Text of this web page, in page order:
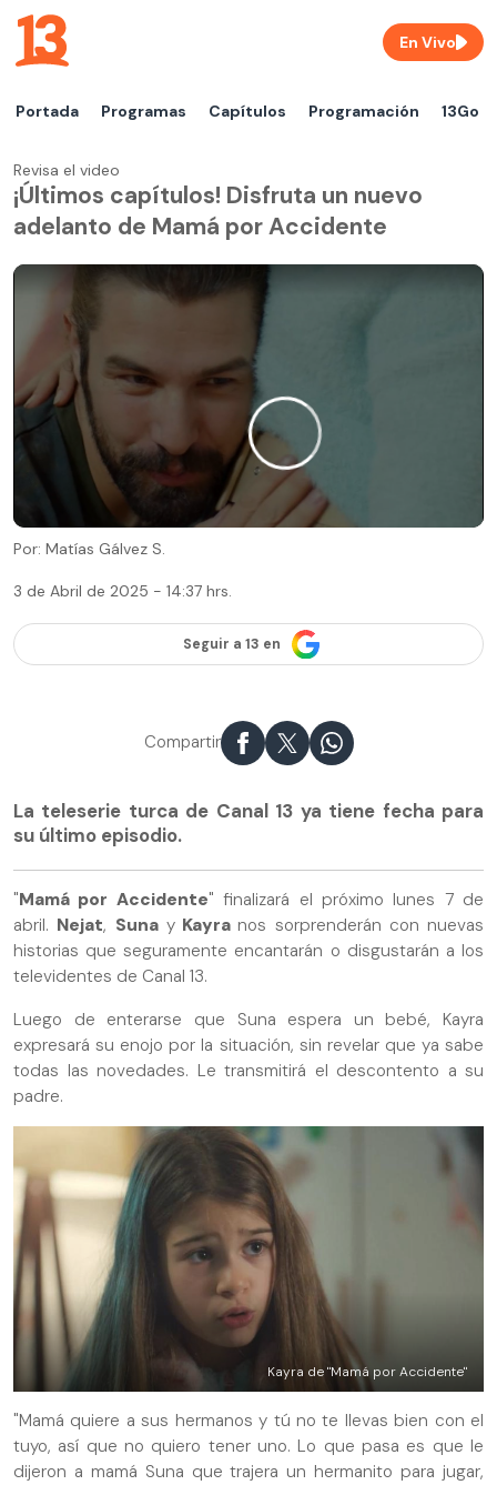
Portada Programas Capítulos Programación 13Go
En Vivo
Revisa el video
¡Últimos capítulos! Disfruta un nuevo
adelanto de Mamá por Accidente
Por: Matías Gálvez S.
3 de Abril de 2025 - 14:37 hrs.
Seguir a 13 en
Compartir
La teleserie turca de Canal 13 ya tiene fecha para
su último episodio.
"Mamá por Accidente" finalizará el próximo lunes 7 de
abril. Nejat, SunayKayra nos sorprenderán con nuevas
historias que seguramente encantarán o disgustarán a los
televidentes de Canal 13.
Luego de enterarse que Suna espera un bebé, Kayra
expresará su enojo por la situación, sin revelar que ya sabe
todas las novedades. Le transmitirá el descontento a su
padre.
Kayra de "Mamá por Accidente"
"Mamá quiere a sus hermanos y tú no te llevas bien con el
tuyo, así que no quiero tener uno. Lo que pasa es que le
dijeron a mamá Suna que trajera un hermanito para jugar,